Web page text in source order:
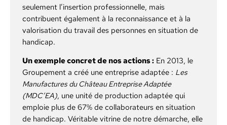
seulement l’insertion professionnelle, mais
contribuent également à la reconnaissance et à la
valorisation du travail des personnes en situation de
handicap.
Un exemple concret de nos actions : En 2013, le
Groupement a créé une entreprise adaptée : Les
Manufactures du Château Entreprise Adaptée
(MDC’EA), une unité de production adaptée qui
emploie plus de 67% de collaborateurs en situation
de handicap. Véritable vitrine de notre démarche, elle